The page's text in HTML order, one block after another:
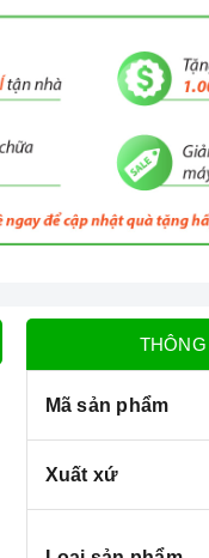
Mã sản phẩm
Xuất xứ